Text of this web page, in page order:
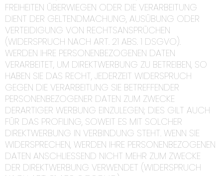
FREIHEITEN ÜBERWIEGEN ODER DIE VERARBEITUNG
DIENT DER GELTENDMACHUNG, AUSÜBUNG ODER
VERTEIDIGUNG VON RECHTSANSPRÜCHEN
(WIDERSPRUCH NACH ART. 21 ABS. 1 DSGVO).
WERDEN IHRE PERSONENBEZOGENEN DATEN
VERARBEITET, UM DIREKTWERBUNG ZU BETREIBEN, SO
HABEN SIE DAS RECHT, JEDERZEIT WIDERSPRUCH
GEGEN DIE VERARBEITUNG SIE BETREFFENDER
PERSONENBEZOGENER DATEN ZUM ZWECKE
DERARTIGER WERBUNG EINZULEGEN; DIES GILT AUCH
FÜR DAS PROFILING, SOWEIT ES MIT SOLCHER
DIREKTWERBUNG IN VERBINDUNG STEHT. WENN SIE
WIDERSPRECHEN, WERDEN IHRE PERSONENBEZOGENEN
DATEN ANSCHLIESSEND NICHT MEHR ZUM ZWECKE
DER DIREKTWERBUNG VERWENDET (WIDERSPRUCH